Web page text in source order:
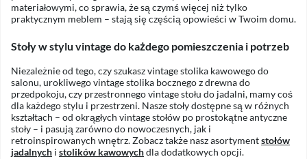
materiałowymi, co sprawia, że są czymś więcej niż tylko
praktycznym meblem – stają się częścią opowieści w Twoim domu.
Stoły w stylu vintage do każdego pomieszczenia i potrzeb
Niezależnie od tego, czy szukasz vintage stolika kawowego do
salonu, urokliwego vintage stolika bocznego z drewna do
przedpokoju, czy przestronnego vintage stołu do jadalni, mamy coś
dla każdego stylu i przestrzeni. Nasze stoły dostępne są w różnych
kształtach – od okrągłych vintage stołów po prostokątne antyczne
stoły – i pasują zarówno do nowoczesnych, jak i
retroinspirowanych wnętrz. Zobacz także nasz asortymentstołów
jadalnych i stolików kawowychdla dodatkowych opcji.